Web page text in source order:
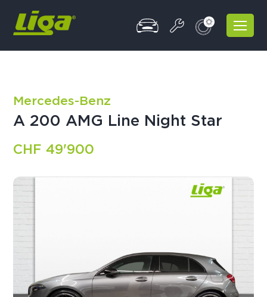
Mercedes-Benz
A 200 AMG Line Night Star
CHF 49'900